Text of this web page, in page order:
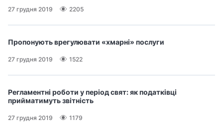
27 грудня 2019 2205
Пропонують врегулювати «хмарні» послуги
27 грудня 2019 1522
Регламентні роботи у період свят: як податківці
прийматимуть звітність
27 грудня 2019 1179